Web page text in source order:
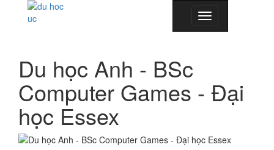
Toggle
navigation
Du học Anh - BSc
Computer Games - Đại
học Essex